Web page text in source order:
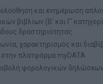
και ενημέρωση
βιβλίων (Β' και Γ'
δραστηριότητας
χαρακτηρισμός και
πλατφόρμα myDATA
φορολογικών